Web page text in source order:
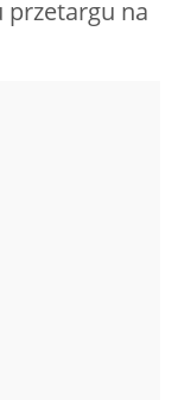
przetargu na